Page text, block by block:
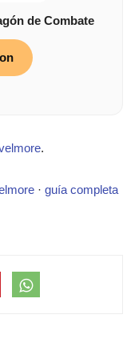
de Combate
.
· guía completa